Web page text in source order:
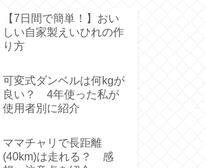
【7日間で簡単！】おい
しい自家製えいひれの作
り方
可変式ダンベルは何kgが
良い？ 4年使った私が
使用者別に紹介
ママチャリで長距離
(40km)は走れる？ 感